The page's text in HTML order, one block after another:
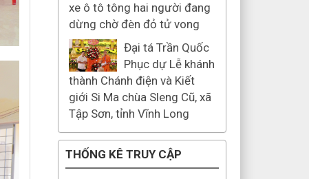
xe ô tô tông hai người đang
dừng chờ đèn đỏ tử vong
Đại tá Trần Quốc
Phục dự Lễ khánh
thành Chánh điện và Kiết
giới Si Ma chùa Sleng Cũ, xã
Tập Sơn, tỉnh Vĩnh Long
THỐNG KÊ TRUY CẬP